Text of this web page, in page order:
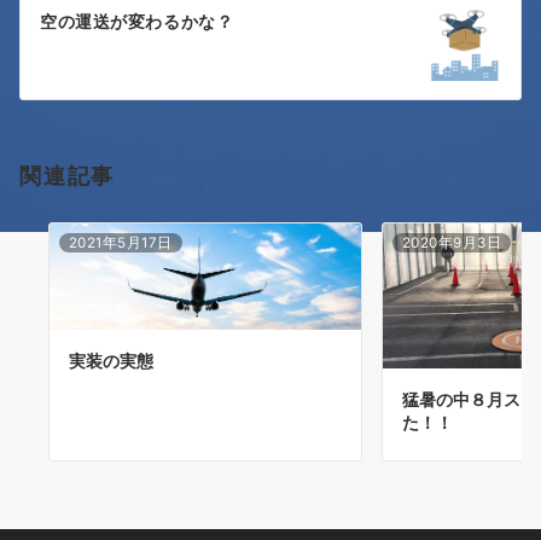
ゲ
シ
ン
空の運送が変わるかな？
関連記事
2021年5月17日
実装の実態
2020年9月3日
猛暑の中８月ス
た！！